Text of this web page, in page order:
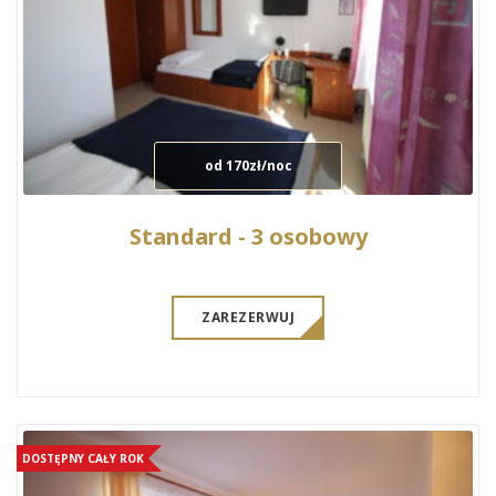
od 170zł/noc
Standard - 3 osobowy
ZAREZERWUJ
DOSTĘPNY CAŁY ROK